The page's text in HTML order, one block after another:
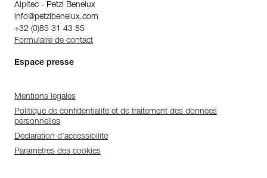
Alpitec - Petzl Benelux
info@petzlbenelux.com
+32 (0)85 31 43 85
Formulaire de contact
Espace presse
Mentions légales
Politique de confidentialité et de traitement des données
personnelles
Déclaration d'accessibilité
Paramètres des cookies